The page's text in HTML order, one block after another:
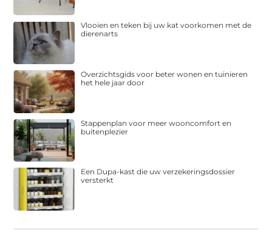
Vlooien en teken bij uw kat voorkomen met de
dierenarts
Overzichtsgids voor beter wonen en tuinieren
het hele jaar door
Stappenplan voor meer wooncomfort en
buitenplezier
Een Dupa-kast die uw verzekeringsdossier
versterkt